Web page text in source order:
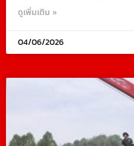
ดูเพิ่มเติม »
04/06/2026